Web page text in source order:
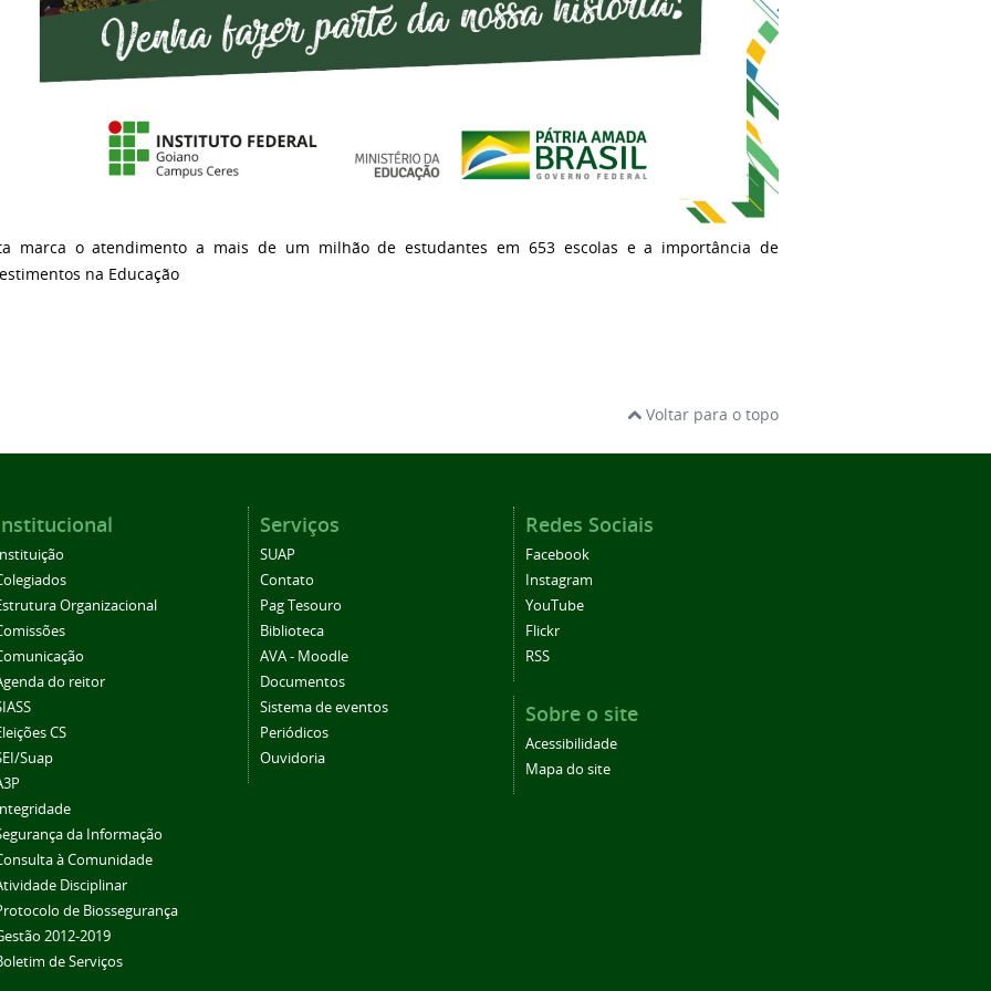
marca o atendimento a mais de um milhão de estudantes em 653 escolas e a importância de
na Educação
Voltar para o topo
Organizacional
do reitor
CS
Suap
da Informação
à Comunidade
Disciplinar
de Biossegurança
2012-2019
de Serviços
Serviços
SUAP
Contato
Pag Tesouro
Biblioteca
AVA - Moodle
Documentos
Sistema de eventos
Periódicos
Ouvidoria
Redes Sociais
Facebook
Instagram
YouTube
Flickr
RSS
Sobre o site
Acessibilidade
Mapa do site